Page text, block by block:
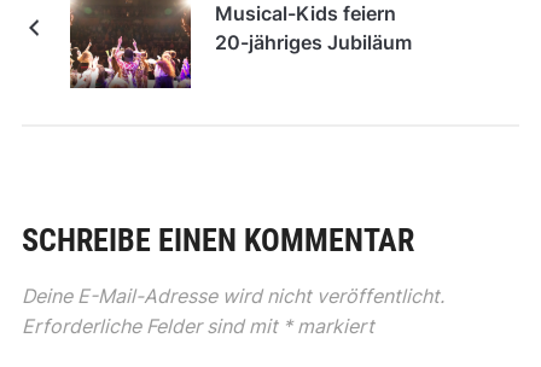
Musical-Kids feiern
20-jähriges Jubiläum
SCHREIBE EINEN KOMMENTAR
Deine E-Mail-Adresse wird nicht veröffentlicht.
Erforderliche Felder sind mit *markiert